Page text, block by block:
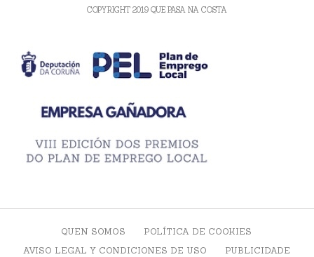
COPYRIGHT 2019 QUE PASA NA COSTA
QUEN SOMOS
POLÍTICA DE COOKIES
AVISO LEGAL Y CONDICIONES DE USO
PUBLICIDADE